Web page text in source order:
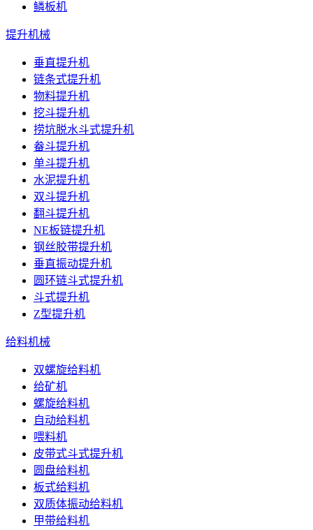
鳞板机
提升机械
垂直提升机
链条式提升机
物料提升机
挖斗提升机
捞坑脱水斗式提升机
畚斗提升机
单斗提升机
水泥提升机
双斗提升机
翻斗提升机
NE板链提升机
钢丝胶带提升机
垂直振动提升机
圆环链斗式提升机
斗式提升机
Z型提升机
给料机械
双螺旋给料机
给矿机
螺旋给料机
自动给料机
喂料机
皮带式斗式提升机
圆盘给料机
板式给料机
双质体振动给料机
甲带给料机